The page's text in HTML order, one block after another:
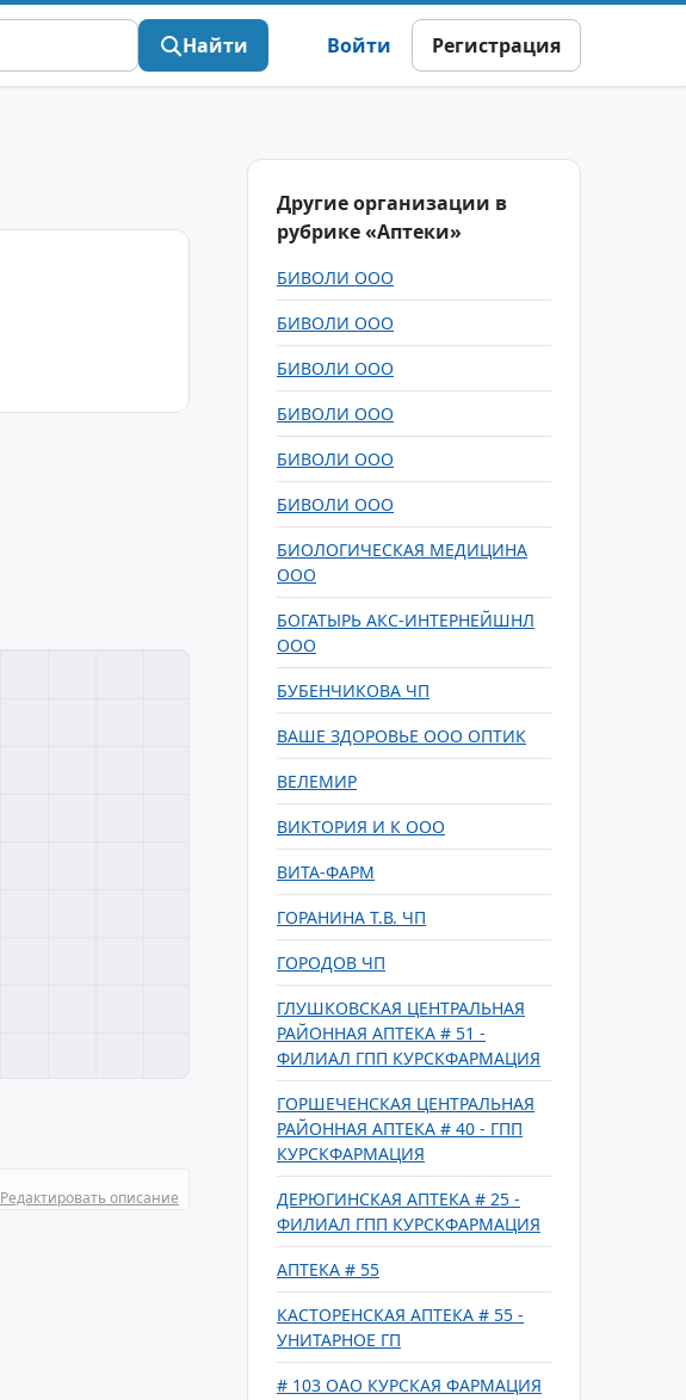
Найти Войти Регистрация
Редактировать описание
Другие организации в
рубрике «Аптеки»
БИВОЛИ ООО
БИВОЛИ ООО
БИВОЛИ ООО
БИВОЛИ ООО
БИВОЛИ ООО
БИВОЛИ ООО
БИОЛОГИЧЕСКАЯ МЕДИЦИНА
ООО
БОГАТЫРЬ АКС-ИНТЕРНЕЙШНЛ
ООО
БУБЕНЧИКОВА ЧП
ВАШЕ ЗДОРОВЬЕ ООО ОПТИК
ВЕЛЕМИР
ВИКТОРИЯ И К ООО
ВИТА-ФАРМ
ГОРАНИНА Т.В. ЧП
ГОРОДОВ ЧП
ГЛУШКОВСКАЯ ЦЕНТРАЛЬНАЯ
РАЙОННАЯ АПТЕКА # 51 -
ФИЛИАЛ ГПП КУРСКФАРМАЦИЯ
ГОРШЕЧЕНСКАЯ ЦЕНТРАЛЬНАЯ
РАЙОННАЯ АПТЕКА # 40 - ГПП
КУРСКФАРМАЦИЯ
ДЕРЮГИНСКАЯ АПТЕКА # 25 -
ФИЛИАЛ ГПП КУРСКФАРМАЦИЯ
АПТЕКА # 55
КАСТОРЕНСКАЯ АПТЕКА # 55 -
УНИТАРНОЕ ГП
# 103 ОАО КУРСКАЯ ФАРМАЦИЯ